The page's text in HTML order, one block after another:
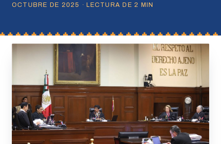
OCTUBRE DE 2025 · LECTURA DE 2 MIN